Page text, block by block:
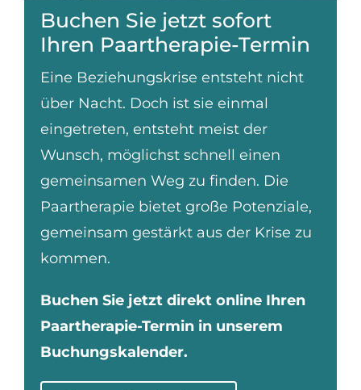
Buchen Sie jetzt sofort
Ihren Paartherapie-Termin
Eine Beziehungskrise entsteht nicht
über Nacht. Doch ist sie einmal
eingetreten, entsteht meist der
Wunsch, möglichst schnell einen
gemeinsamen Weg zu finden. Die
Paartherapie bietet große Potenziale,
gemeinsam gestärkt aus der Krise zu
kommen.
Buchen Sie jetzt direkt online Ihren
Paartherapie-Termin in unserem
Buchungskalender.